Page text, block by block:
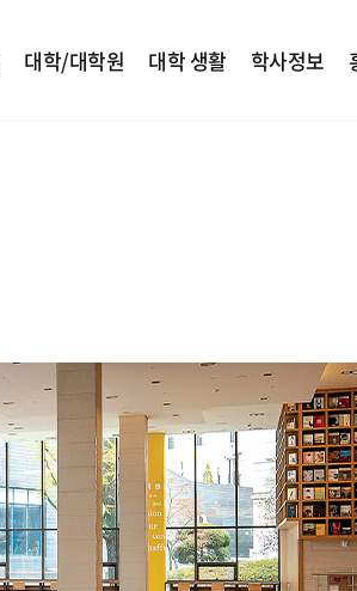
대학/대학원 대학 생활 학사정보